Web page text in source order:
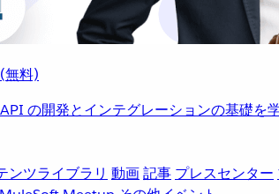
料)
の開発とインテグレーションの基礎を
ンツライブラリ 動画記事 プレスセンター